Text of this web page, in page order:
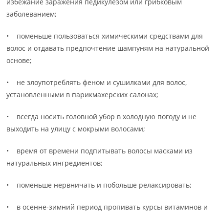
заболеванием;
• поменьше пользоваться химическими средствами для
волос и отдавать предпочтение шампуням на натуральной
основе;
• не злоупотреблять феном и сушилками для волос,
установленными в парикмахерских салонах;
• всегда носить головной убор в холодную погоду и не
выходить на улицу с мокрыми волосами;
• время от времени подпитывать волосы масками из
натуральных ингредиентов;
• поменьше нервничать и побольше релаксировать;
• в осенне-зимний период пропивать курсы витаминов и